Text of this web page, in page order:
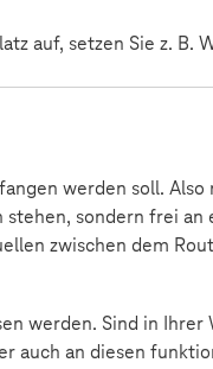
auf, setzen Sie z. B.
werden soll. Also
sondern frei an
zwischen dem
werden. Sind in
auch an diesen